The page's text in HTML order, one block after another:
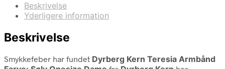
Beskrivelse
Yderligere information
Beskrivelse
Smykkefeber har fundet Dyrberg Kern Teresia Armbånd